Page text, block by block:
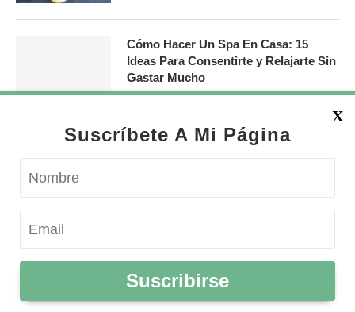
Suscríbete A Mi Página
Suscribirse
X
Cómo Hacer Un Spa En Casa: 15
Ideas Para Consentirte y Relajarte Sin
Gastar Mucho
© 2019 - 2019 · Montsse.com is a participant in the Amazon Services LLC Associates
earn advertising fees by advertising and linking to amazon.com.